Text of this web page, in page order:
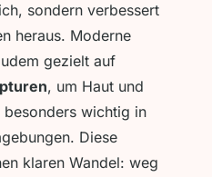
sondern verbessert
heraus. Moderne
gezielt auf
, um Haut und
wichtig in
Diese
klaren Wandel: weg